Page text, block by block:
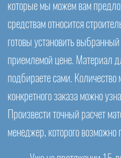
которые мы можем вам
средствам относится
готовы установить
приемлемой цене. Материал
подбираете сами. Количество
конкретного заказа можно
Произвести точный расчет
менеджер, которого возможно